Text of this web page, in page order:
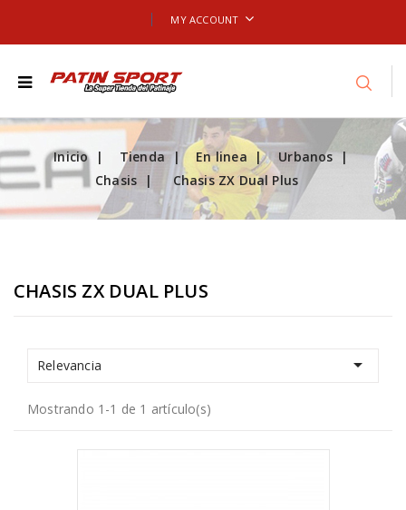
MY ACCOUNT
Inicio Tienda En linea
Urbanos
Chasis
Chasis ZX Dual Plus
CHASIS ZX DUAL PLUS
Relevancia 
Mostrando 1-1 de 1 artículo(s)